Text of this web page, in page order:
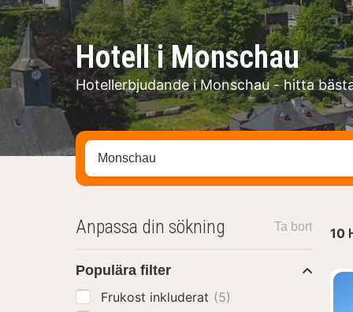
Hotell i Monschau
Hotellerbjudande i Monschau - hitta
Sök efter hotell, område eller stad
10
Anpassa din sökning Ta bort
Populära filter
Frukost inkluderat (5)